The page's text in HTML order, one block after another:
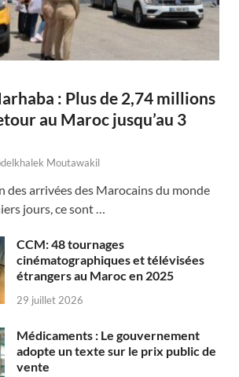
: Plus de 2,74 millions
au Maroc jusqu’au 3
Moutawakil
des arrivées des Marocains du monde
jours, ce sont …
CCM: 48 tournages
cinématographiques et télévisées
étrangers au Maroc en 2025
29 juillet 2026
Médicaments : Le gouvernement
adopte un texte sur le prix public de
vente